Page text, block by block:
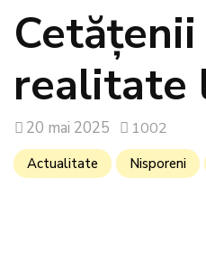
realitate
20 mai 2025 1002
Actualitate Nisporeni